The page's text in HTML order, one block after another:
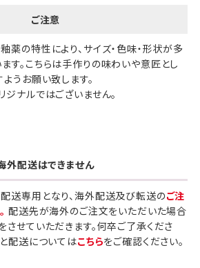
ご注意
の特性により、サイズ・色味・形状が多
す。こちらは手作りの味わいや意匠とし
うお願い致します。
ナルではございません。
外配送はできません
送専用となり、海外配送及び転送のご注
配送先が海外のご注文をいただいた場合
させていただきます。何卒ご了承くださ
配送についてはこちらをご確認ください。